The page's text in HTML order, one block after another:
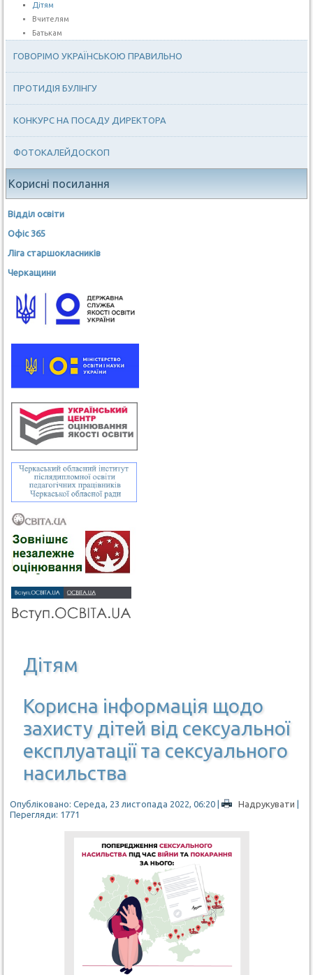
Дітям
Вчителям
Батькам
ГОВОРІМО УКРАЇНСЬКОЮ ПРАВИЛЬНО
ПРОТИДІЯ БУЛІНГУ
КОНКУРС НА ПОСАДУ ДИРЕКТОРА
ФОТОКАЛЕЙДОСКОП
Корисні посилання
Відділ освіти
Офіс 365
Ліга старшокласників
Черкащини
Дітям
Корисна інформація щодо
захисту дітей від сексуальної
експлуатації та сексуального
насильства
Опубліковано: Середа, 23 листопада 2022, 06:20 | Надрукувати |
Перегляди: 1771